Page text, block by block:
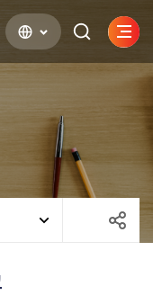
검색하기사이
열기